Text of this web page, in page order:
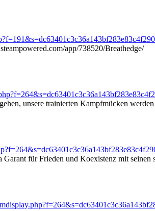
app/738520/Breathedge/
unsere trainierten Kampfmücken werden
für Frieden und Koexistenz mit